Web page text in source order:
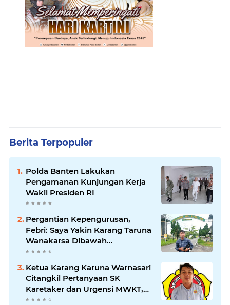
Berita Terpopuler
Polda Banten Lakukan
Pengamanan Kunjungan Kerja
Wakil Presiden RI
Pergantian Kepengurusan,
Febri: Saya Yakin Karang Taruna
Wanakarsa Dibawah
Kepemimpinan Bung Entus
Ketua Karang Karuna Warnasari
Citangkil Pertanyaan SK
Karetaker dan Urgensi MWKT,
Saat Suasana Berduka